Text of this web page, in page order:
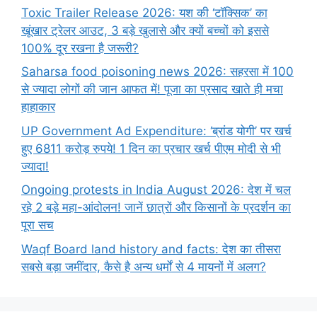
Toxic Trailer Release 2026: यश की ‘टॉक्सिक’ का
खूंखार ट्रेलर आउट, 3 बड़े खुलासे और क्यों बच्चों को इससे
100% दूर रखना है जरूरी?
Saharsa food poisoning news 2026: सहरसा में 100
से ज्यादा लोगों की जान आफत में! पूजा का प्रसाद खाते ही मचा
हाहाकार
UP Government Ad Expenditure: ‘ब्रांड योगी’ पर खर्च
हुए 6811 करोड़ रुपये! 1 दिन का प्रचार खर्च पीएम मोदी से भी
ज्यादा!
Ongoing protests in India August 2026: देश में चल
रहे 2 बड़े महा-आंदोलन! जानें छात्रों और किसानों के प्रदर्शन का
पूरा सच
Waqf Board land history and facts: देश का तीसरा
सबसे बड़ा जमींदार, कैसे है अन्य धर्मों से 4 मायनों में अलग?